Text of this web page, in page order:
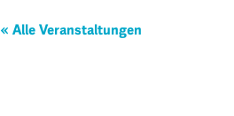
« Alle Veranstaltungen